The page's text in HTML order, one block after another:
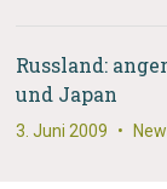
Russland:
und Japan
3. Juni 2009 •